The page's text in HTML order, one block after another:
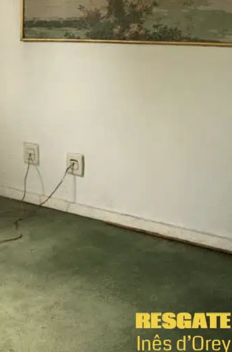
da
as
Autorizo o envio de emails e
condições
privacidade do site